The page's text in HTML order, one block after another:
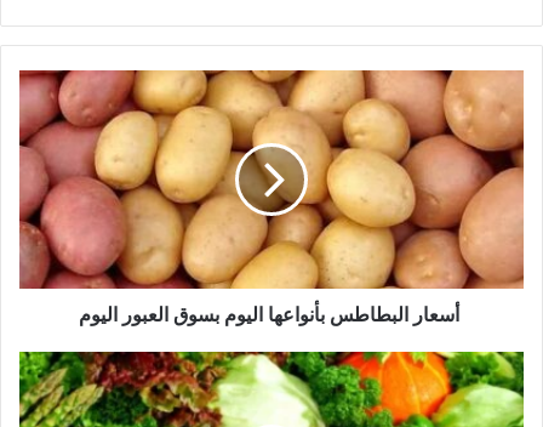
أسعار البطاطس بأنواعها اليوم بسوق العبور اليوم